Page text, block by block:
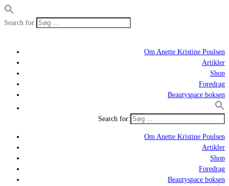
Search for:
Om Anette Kristine Poulsen
Artikler
Shop
Foredrag
Beautyspace boksen
Search for:
Om Anette Kristine Poulsen
Artikler
Shop
Foredrag
Beautyspace boksen